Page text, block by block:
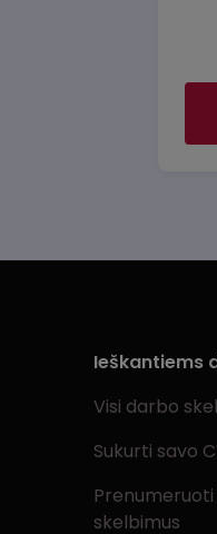
Ieškantiems
Visi darbo
Sukurti savo
Prenumeruoti
skelbimus